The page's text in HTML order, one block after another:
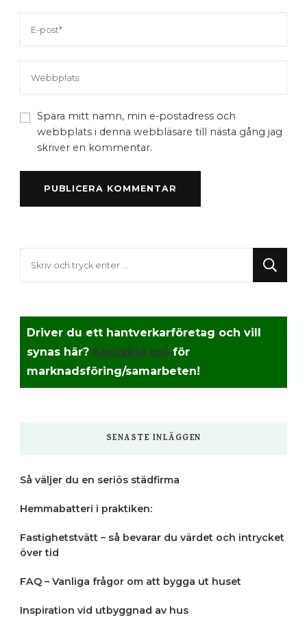
Spara mitt namn, min e-postadress och
webbplats i denna webbläsare till nästa gång jag
skriver en kommentar.
något?
Driver du ett hantverkarföretag och vill
synas här? Kontakta oss för
marknadsföring/samarbeten!
SENASTE INLÄGGEN
Så väljer du en seriös städfirma
Hemmabatteri i praktiken:
Fastighetstvätt – så bevarar du värdet och intrycket
över tid
FAQ – Vanliga frågor om att bygga ut huset
Inspiration vid utbyggnad av hus